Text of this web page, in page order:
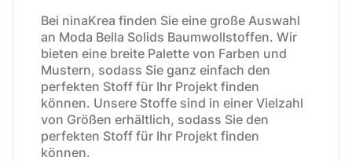
Bei ninaKrea finden Sie eine große Auswahl
an Moda Bella Solids Baumwollstoffen. Wir
bieten eine breite Palette von Farben und
Mustern, sodass Sie ganz einfach den
perfekten Stoff für Ihr Projekt finden
können. Unsere Stoffe sind in einer Vielzahl
von Größen erhältlich, sodass Sie den
perfekten Stoff für Ihr Projekt finden
können.